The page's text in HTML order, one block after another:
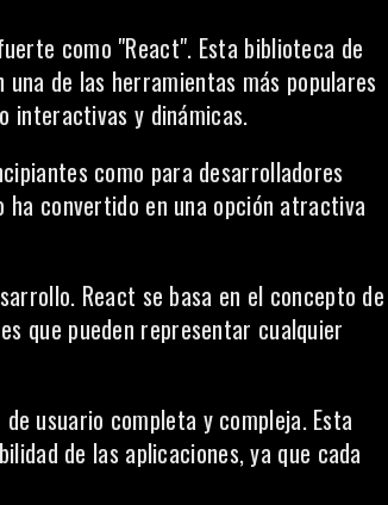
como "React". Esta biblioteca de
de las herramientas más populares
interactivas y dinámicas.
como para desarrolladores
ha convertido en una opción atractiva
React se basa en el concepto de
que pueden representar cualquier
usuario completa y compleja. Esta
de las aplicaciones, ya que cada